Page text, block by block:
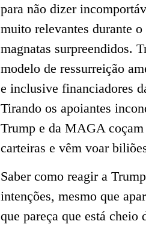
para não dizer
muito relevantes durante
magnatas surpreendidos.
modelo de ressurreição
e inclusive financiadores
Tirando os apoiantes
Trump e da MAGA coçam
carteiras e vêm voar
Saber como reagir a
intenções, mesmo que
que pareça que está cheio